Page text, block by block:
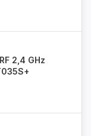
2,4 GHz